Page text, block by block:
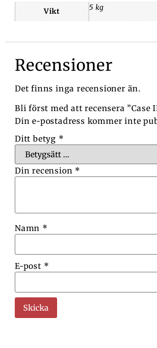
Vikt 5 kg
Recensioner
Det finns inga recensioner än.
Bli först med att recensera ”Case
Din e-postadress kommer inte
Ditt betyg *
Din recension *
Namn *
E-post *